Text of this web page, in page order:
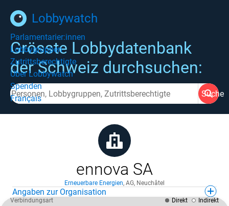
Lobbywatch
Parlamentarier:innen
Lobbygruppen
Zutrittsberechtigte
Über Lobbywatch
Spenden
Français
Grösste Lobbydatenbank
der Schweiz durchsuchen:
Suche
ennova SA
Erneuerbare Energien, AG, Neuchâtel
Angaben zur Organisation
Verbindungsart Direkt Indirekt